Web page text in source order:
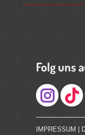
Folg uns
IMPRESSUM